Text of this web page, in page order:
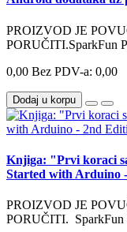
PROIZVOD JE
PORUČITI.SparkFun
0,00 Bez PDV-a: 0,00
Dodaj u korpu
Knjiga: "Prvi koraci
Started with Arduino
PROIZVOD JE
PORUČITI. SparkFun